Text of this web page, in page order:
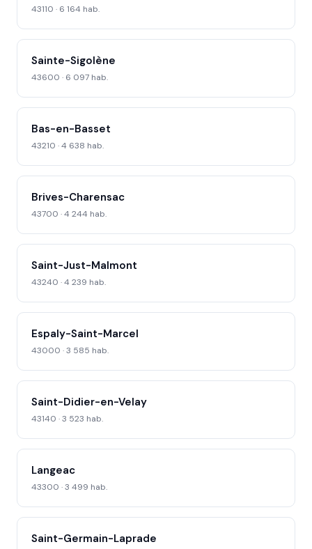
43110 · 6 164 hab.
Sainte-Sigolène
43600 · 6 097 hab.
Bas-en-Basset
43210 · 4 638 hab.
Brives-Charensac
43700 · 4 244 hab.
Saint-Just-Malmont
43240 · 4 239 hab.
Espaly-Saint-Marcel
43000 · 3 585 hab.
Saint-Didier-en-Velay
43140 · 3 523 hab.
Langeac
43300 · 3 499 hab.
Saint-Germain-Laprade